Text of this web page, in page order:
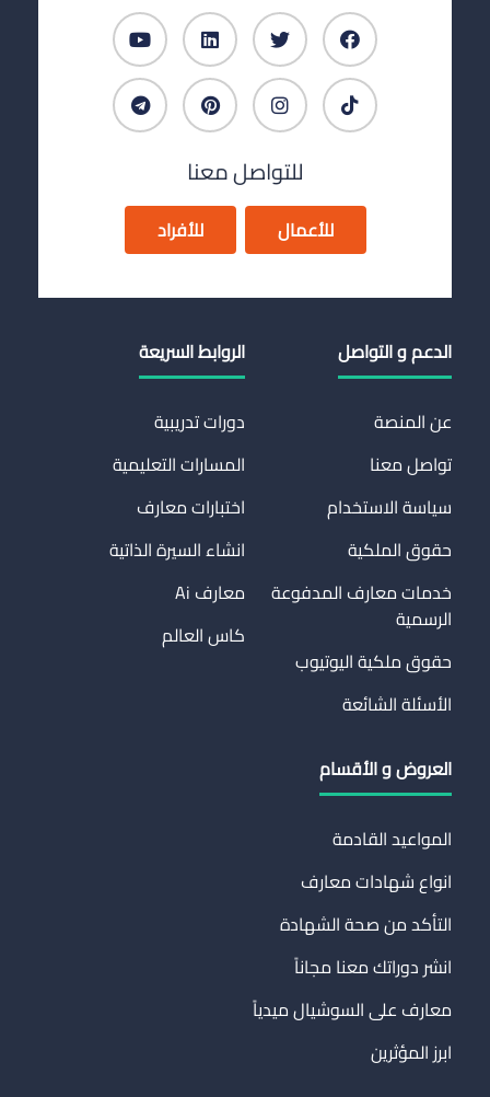
للتواصل معنا
للأعمال للأفراد
الدعم و التواصل
عن المنصة
تواصل معنا
سياسة الاستخدام
حقوق الملكية
خدمات معارف المدفوعة
الرسمية
حقوق ملكية اليوتيوب
الأسئلة الشائعة
الروابط السريعة
دورات تدريبية
المسارات التعليمية
اختبارات معارف
انشاء السيرة الذاتية
معارف Ai
كاس العالم
العروض و الأقسام
المواعيد القادمة
انواع شهادات معارف
التأكد من صحة الشهادة
انشر دوراتك معنا مجاناً
معارف على السوشيال ميدياً
ابرز المؤثرين